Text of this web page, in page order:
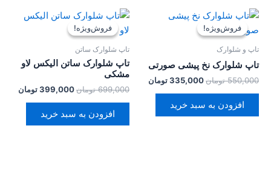
فروش‌ویژه!
فروش‌ویژه!
تاپ و شلوارک
تاپ شلوارک نخ پیشی صورتی
550,000 تومان
قیمت
اصلی:
335,000تومان
335,000 تومان.
افزودن به سبد خرید
فروش‌ویژه!
فروش‌ویژه!
تاپ شلوارک ساتن
تاپ شلوارک ساتن الیکس لاو
مشکی
699,000 تومان
قیمت
اصلی:
399,000تومان
افزودن به سبد خرید